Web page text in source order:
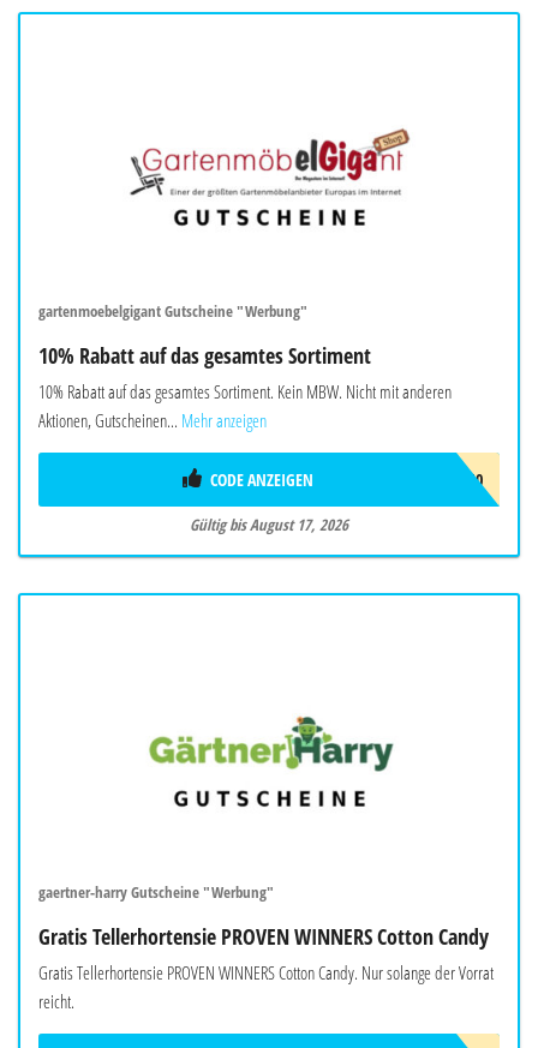
gartenmoebelgigant Gutscheine "Werbung"
10% Rabatt auf das gesamtes Sortiment
10% Rabatt auf das gesamtes Sortiment. Kein MBW. Nicht mit anderen
Aktionen, Gutscheinen... Mehr anzeigen
SOMMER10
CODE ANZEIGEN
Gültig bis August 17, 2026
gaertner-harry Gutscheine "Werbung"
Gratis Tellerhortensie PROVEN WINNERS Cotton Candy
Gratis Tellerhortensie PROVEN WINNERS Cotton Candy. Nur solange der Vorrat
reicht.